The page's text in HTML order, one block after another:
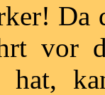
Da
vor
hat,